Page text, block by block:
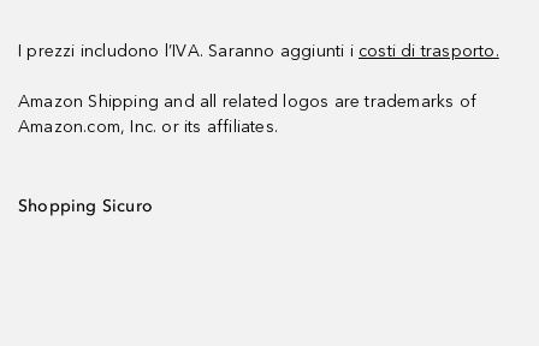
I prezzi includono l’IVA. Saranno aggiunti i costi di trasporto.
Amazon Shipping and all related logos are trademarks of
Amazon.com, Inc. or its affiliates.
Shopping Sicuro